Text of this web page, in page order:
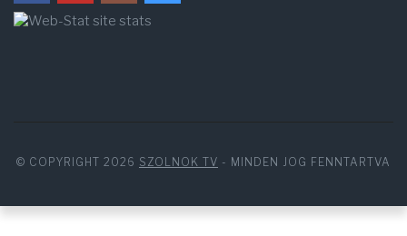
© COPYRIGHT 2026 SZOLNOK TV - MINDEN JOG FENNTARTVA